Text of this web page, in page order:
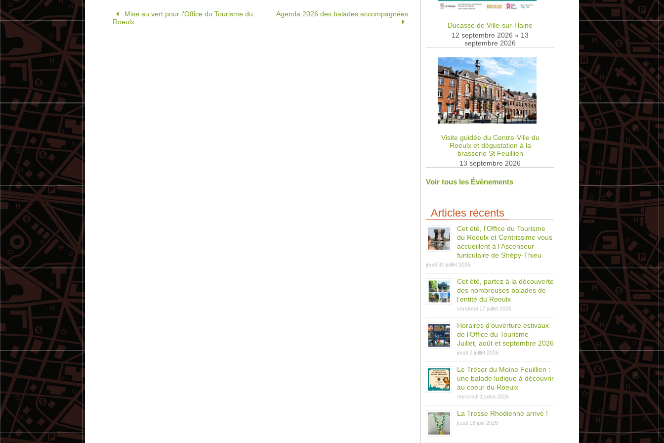
Mise au vert pour l’Office du Tourisme du
Roeulx
Agenda 2026 des balades accompagnées
Ducasse de Ville-sur-Haine
12 septembre 2026 » 13
septembre 2026
Visite guidée du Centre-Ville du
Roeulx et dégustation à la
brasserie St Feuillien
13 septembre 2026
Voir tous les Évènements
Articles récents
Cet été, l’Office du Tourisme
du Roeulx et Centrissime vous
accueillent à l’Ascenseur
funiculaire de Strépy-Thieu
jeudi 30 juillet 2026
Cet été, partez à la découverte
des nombreuses balades de
l’entité du Roeulx
vendredi 17 juillet 2026
Horaires d’ouverture estivaux
de l’Office du Tourisme –
Juillet, août et septembre 2026
jeudi 2 juillet 2026
Le Trésor du Moine Feuillien :
une balade ludique à découvrir
au coeur du Roeulx
mercredi 1 juillet 2026
La Tresse Rhodienne arrive !
jeudi 18 juin 2026